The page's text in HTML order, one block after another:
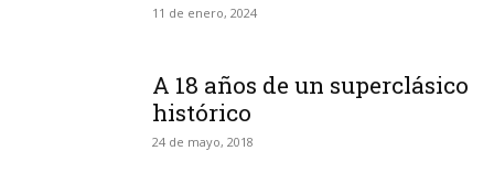
11 de enero, 2024
A 18 años de un superclásico
histórico
24 de mayo, 2018